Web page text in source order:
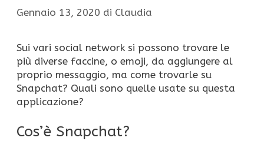
Gennaio 13, 2020 di Claudia
Sui vari social network si possono trovare le
più diverse faccine, o emoji, da aggiungere al
proprio messaggio, ma come trovarle su
Snapchat? Quali sono quelle usate su questa
applicazione?
Cos’è Snapchat?